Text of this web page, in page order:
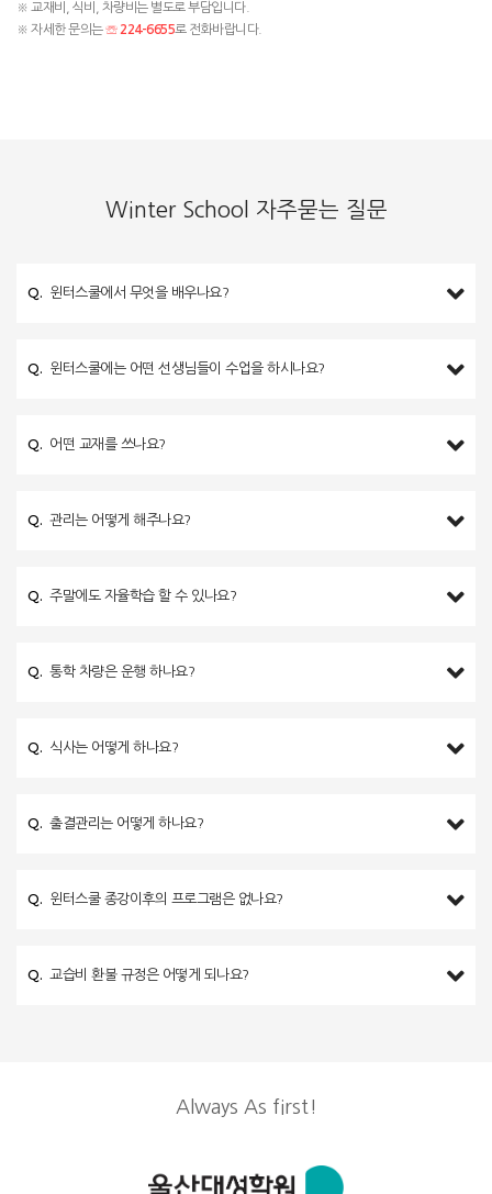
※ 교재비, 식비, 차량비는 별도로 부담입니다.
※ 자세한 문의는☏ 224-6655로 전화바랍니다.
Winter School 자주묻는 질문
Q. 윈터스쿨에서 무엇을 배우나요?
Q. 윈터스쿨에는 어떤 선생님들이 수업을 하시나요?
Q. 어떤 교재를 쓰나요?
Q. 관리는 어떻게 해주나요?
Q. 주말에도 자율학습 할 수 있나요?
Q. 통학 차량은 운행 하나요?
Q. 식사는 어떻게 하나요?
Q. 출결관리는 어떻게 하나요?
Q. 윈터스쿨 종강이후의 프로그램은 없나요?
Q. 교습비 환불 규정은 어떻게 되나요?
Always As first!